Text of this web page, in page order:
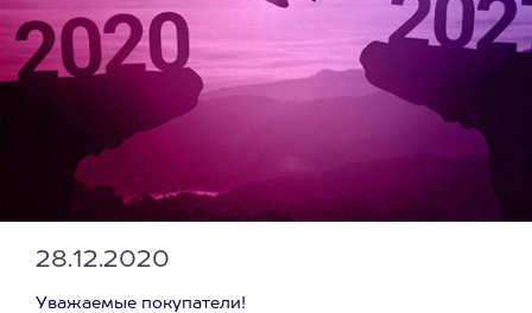
28.12.2020
Уважаемые покупатели!